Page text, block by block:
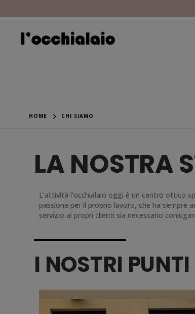
HOME CHI SIAMO
LA NOSTRA
L’attività l’occhialaio oggi è un centro ottico
passione per il proprio lavoro, che ha sempre
servizio ai propri clienti sia necessario
I NOSTRI